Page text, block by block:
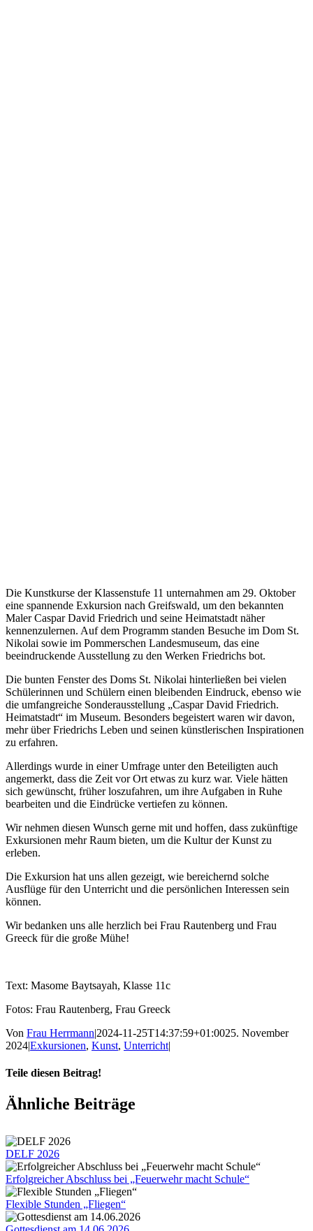
Die Kunstkurse der Klassenstufe 11 unternahmen am 29. Oktober
eine spannende Exkursion nach Greifswald, um den bekannten
Maler Caspar David Friedrich und seine Heimatstadt näher
kennenzulernen. Auf dem Programm standen Besuche im Dom St.
Nikolai sowie im Pommerschen Landesmuseum, das eine
beeindruckende Ausstellung zu den Werken Friedrichs bot.
Die bunten Fenster des Doms St. Nikolai hinterließen bei vielen
Schülerinnen und Schülern einen bleibenden Eindruck, ebenso wie
die umfangreiche Sonderausstellung „Caspar David Friedrich.
Heimatstadt“ im Museum. Besonders begeistert waren wir davon,
mehr über Friedrichs Leben und seinen künstlerischen Inspirationen
zu erfahren.
Allerdings wurde in einer Umfrage unter den Beteiligten auch
angemerkt, dass die Zeit vor Ort etwas zu kurz war. Viele hätten
sich gewünscht, früher loszufahren, um ihre Aufgaben in Ruhe
bearbeiten und die Eindrücke vertiefen zu können.
Wir nehmen diesen Wunsch gerne mit und hoffen, dass zukünftige
Exkursionen mehr Raum bieten, um die Kultur der Kunst zu
erleben.
Die Exkursion hat uns allen gezeigt, wie bereichernd solche
Ausflüge für den Unterricht und die persönlichen Interessen sein
können.
Wir bedanken uns alle herzlich bei Frau Rautenberg und Frau
Greeck für die große Mühe!
Text: Masome Baytsayah, Klasse 11c
Fotos: Frau Rautenberg, Frau Greeck
Von Frau Herrmann|2024-11-25T14:37:59+01:0025. November
2024|Exkursionen, Kunst, Unterricht|
Teile diesen Beitrag!
Facebook
X
Tumblr
Pinterest
E-
Mail
Ähnliche Beiträge
DELF 2026
Erfolgreicher Abschluss bei „Feuerwehr macht Schule“
Flexible Stunden „Fliegen“